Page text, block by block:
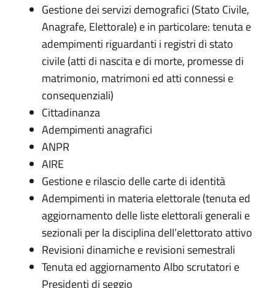
Gestione dei servizi demografici (Stato Civile,
Anagrafe, Elettorale) e in particolare: tenuta e
adempimenti riguardanti i registri di stato
civile (atti di nascita e di morte, promesse di
matrimonio, matrimoni ed atti connessi e
consequenziali)
Cittadinanza
Adempimenti anagrafici
ANPR
AIRE
Gestione e rilascio delle carte di identità
Adempimenti in materia elettorale (tenuta ed
aggiornamento delle liste elettorali generali e
sezionali per la disciplina dell’elettorato attivo
Revisioni dinamiche e revisioni semestrali
Tenuta ed aggiornamento Albo scrutatori e
Presidenti di seggio